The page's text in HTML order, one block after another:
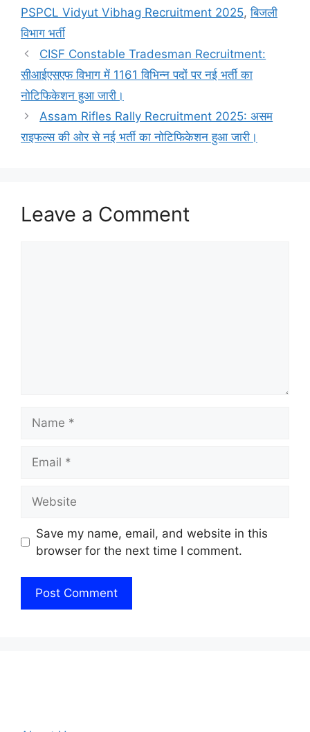
PSPCL Vidyut Vibhag Recruitment 2025,बिजली
विभाग भर्ती
CISF Constable Tradesman Recruitment:
सीआईएसएफ विभाग में 1161 विभिन्न पदों पर नई भर्ती का
नोटिफिकेशन हुआ जारी।
Assam Rifles Rally Recruitment 2025: असम
राइफल्स की ओर से नई भर्ती का नोटिफिकेशन हुआ जारी।
Leave a Comment
Save my name, email, and website in this
browser for the next time I comment.